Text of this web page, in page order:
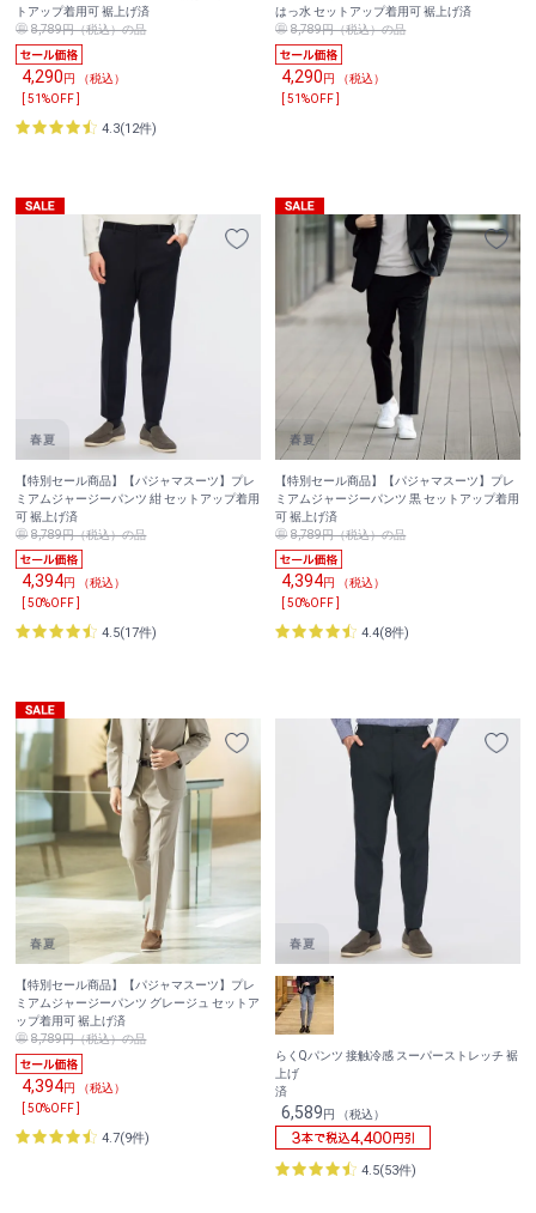
トアップ着用可 裾上げ済
8,789円（税込）の品
4,290円 （税込）
[ 51%OFF ]
4.3(12件)
はっ水 セットアップ着用可 裾上げ済
8,789円（税込）の品
4,290円 （税込）
[ 51%OFF ]
【特別セール商品】【パジャマスーツ】プレ
ミアムジャージーパンツ 紺 セットアップ着用
可 裾上げ済
8,789円（税込）の品
4,394円 （税込）
[ 50%OFF ]
4.5(17件)
【特別セール商品】【パジャマスーツ】プレ
ミアムジャージーパンツ 黒 セットアップ着用
可 裾上げ済
8,789円（税込）の品
4,394円 （税込）
[ 50%OFF ]
4.4(8件)
【特別セール商品】【パジャマスーツ】プレ
ミアムジャージーパンツ グレージュ セットア
ップ着用可 裾上げ済
8,789円（税込）の品
4,394円 （税込）
[ 50%OFF ]
4.7(9件)
らくQパンツ 接触冷感 スーパーストレッチ 裾
上げ
済
6,589円 （税込）
4.5(53件)